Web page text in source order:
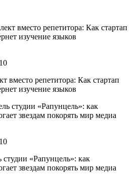
вместо репетитора: Как стартап
изучение языков
«Рапунцель»: как
звездам покорять мир медиа